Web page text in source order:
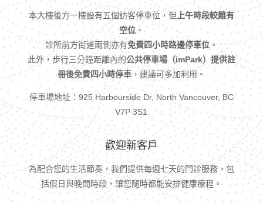
本大樓後方一樓設有五個訪客停車位，但 上午時段較難有
空位。
診所前方街道兩側亦有免費四小時路邊停車位。
此外，步行三分鐘距離內的公共停車場（imPark）提供註
冊後免費四小時停車，建議可多加利用。
停車場地址：925 Harbourside Dr, North Vancouver, BC
V7P 3S1
歡迎新客戶
為配合您的生活節奏，我們提供每週七天的門診服務，包
括假日與晚間時段，讓您隨時都能安排健康療程。